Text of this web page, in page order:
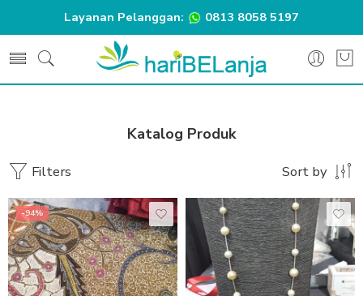
Layanan Pelanggan: 0813 8058 5197
Katalog Produk
Filters Sort by
-94%